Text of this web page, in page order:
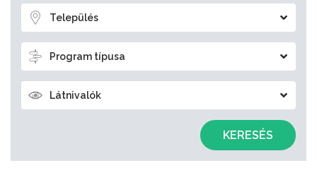
Település
Program típusa
Látnivalók
KERESÉS